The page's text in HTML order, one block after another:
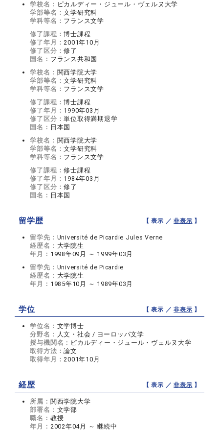
学校名： ピカルディー・ジュール・ヴェルヌ大学
学部等名：文学研究科
学科等名： フランス文学
修了課程：博士課程
修了年月：2001年10月
修了区分：修了
国名： フランス共和国
学校名： 関西学院大学
学部等名：文学研究科
学科等名： フランス文学
修了課程：博士課程
修了年月： 1990年03月
修了区分：単位取得満期退学
国名： 日本国
学校名： 関西学院大学
学部等名：文学研究科
学科等名： フランス文学
修了課程：修士課程
修了年月： 1984年03月
修了区分：修了
国名： 日本国
留学歴 【 表示 ／非表示 】
留学先： Université de Picardie Jules Verne
経歴名： 大学院生
年月： 1998年09月 ～ 1999年03月
留学先： Université de Picardie
経歴名： 大学院生
年月： 1985年10月 ～ 1989年03月
学位 【 表示 ／非表示 】
学位名： 文学博士
分野名： 人文・社会 / ヨーロッパ文学
授与機関名： ピカルディー・ジュール・ヴェルヌ大学
取得方法：論文
取得年月：2001年10月
経歴 【 表示 ／非表示 】
所属： 関西学院大学
部署名： 文学部
職名： 教授
年月： 2002年04月 ～ 継続中